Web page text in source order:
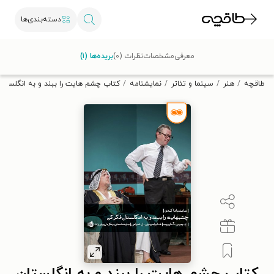
دسته‌بندی‌ها
تخفیف از طاقچه دریافت کن.
طاقچه هنر سینما و تئاتر نمایشنامه کتاب چشم هایت را ببند و به
معرفیمشخصاتنظرات (۰) بریده‌ها (۱)